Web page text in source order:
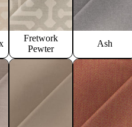
Fretwork
Pewter
Ash